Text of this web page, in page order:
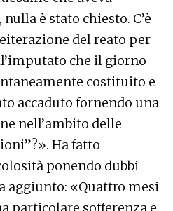
è stato chiesto. C’è
del reato per
che il giorno
costituito e
accaduto fornendo una
nell’ambito delle
Ha fatto
ponendo dubbi
aggiunto: «Quattro mesi